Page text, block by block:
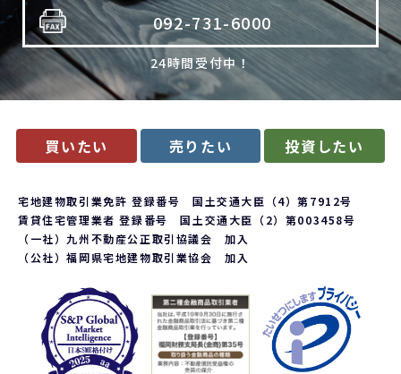
取り扱うとき
4. 個人情報の外部委託
当社は、利用目的の達成に必要な範囲内において、個人情報の取
扱いの全部又は一部を委託する場合があります。委託先の選定に
は厳正な基準を設け、委託先との間で必要な契約を締結し、適切
5. 開示等の請求について
応じております。ご請求される方は、当社「個人情報お客様相談
窓口」までお問い合わせください。
6. 個人情報を提供する事の任意性について
当社との契約、又は、提供しているサービスを行うことが出来
ない場合がございます。
a.第三者が閲覧可能な環境に流用されない、または営利的な目
的で利用されないという前提において、個人的な表示、複製、
印刷などは認められるものとしますが、改変などは認めませ
ん。 また個人的な使用であっても著作権等に関するあらゆる
表示を削除してはならないものとします。
092-731-6000
24時間受付中！
買いたい 売りたい 投資したい
宅地建物取引業免許 登録番号 国土交通大臣（4）第7912号
賃貸住宅管理業者 登録番号 国土交通大臣（2）第003458号
（一社）九州不動産公正取引協議会 加入
（公社）福岡県宅地建物取引業協会 加入